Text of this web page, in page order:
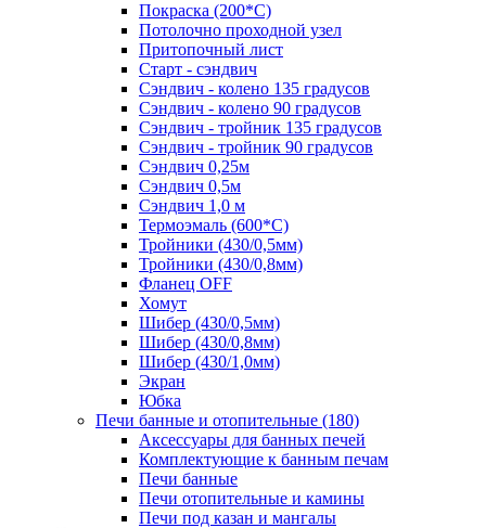
Покраска (200*С)
Потолочно проходной узел
Притопочный лист
Старт - сэндвич
Сэндвич - колено 135 градусов
Сэндвич - колено 90 градусов
Сэндвич - тройник 135 градусов
Сэндвич - тройник 90 градусов
Сэндвич 0,25м
Сэндвич 0,5м
Сэндвич 1,0 м
Термоэмаль (600*С)
Тройники (430/0,5мм)
Тройники (430/0,8мм)
Фланец OFF
Хомут
Шибер (430/0,5мм)
Шибер (430/0,8мм)
Шибер (430/1,0мм)
Экран
Юбка
Печи банные и отопительные (180)
Аксессуары для банных печей
Комплектующие к банным печам
Печи банные
Печи отопительные и камины
Печи под казан и мангалы